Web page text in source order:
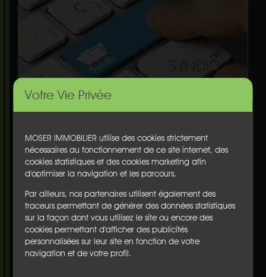
Votre Vie Privée
MOSER IMMOBILIER utilise des cookies strictement
nécessaires au fonctionnement de ce site internet, des
cookies statistiques et des cookies marketing afin
d'optimiser la navigation et les parcours.
Par ailleurs, nos partenaires utilisent également des
traceurs permettant de générer des données statistiques
sur la façon dont vous utilisez le site ou encore des
cookies permettant d'afficher des publicités
personnalisées sur leur site en fonction de votre
navigation et de votre profil.
SYNDIC
QUI SOMMES NOUS ?
50 ans, les agences MOSER IMMOBILIER vous
accompagnent et vous conseillent pour vos achats,
ventes, estimations,locations à l'année
de votre copropriété.
MOSER IMMOBILIER, ce sont 5 agences de proximité
àHossegor, Capbreton, Dax, Seignosse
et Angresse.